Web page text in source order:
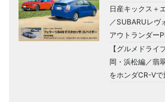
日産キックス＋
／SUBARUレヴ
アウトランダー
【グルメドライ
岡・浜松編／翡
をホンダCR-Vで